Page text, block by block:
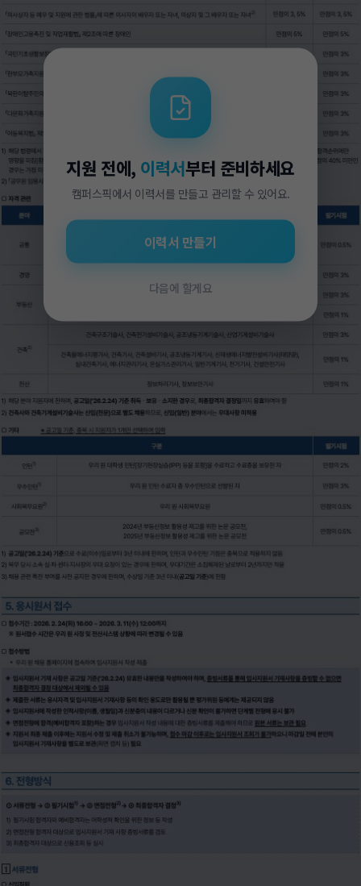
지원 전에, 이력서부터 준비하세요
캠퍼스픽에서 이력서를 만들고 관리할 수 있어요.
이력서 만들기
다음에 할게요